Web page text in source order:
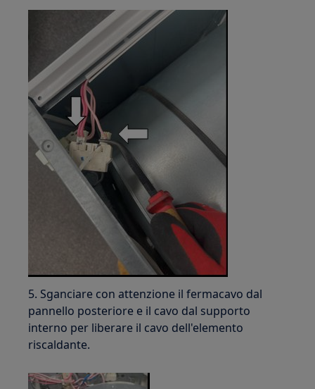
5. Sganciare con attenzione il fermacavo dal
pannello posteriore e il cavo dal supporto
interno per liberare il cavo dell'elemento
riscaldante.